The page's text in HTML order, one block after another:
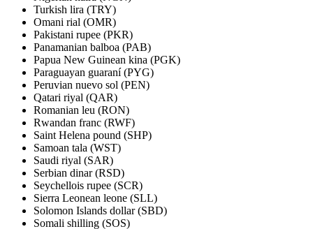
Turkish lira (TRY)
Omani rial (OMR)
Pakistani rupee (PKR)
Panamanian balboa (PAB)
Papua New Guinean kina (PGK)
Paraguayan guaraní (PYG)
Peruvian nuevo sol (PEN)
Qatari riyal (QAR)
Romanian leu (RON)
Rwandan franc (RWF)
Saint Helena pound (SHP)
Samoan tala (WST)
Saudi riyal (SAR)
Serbian dinar (RSD)
Seychellois rupee (SCR)
Sierra Leonean leone (SLL)
Solomon Islands dollar (SBD)
Somali shilling (SOS)